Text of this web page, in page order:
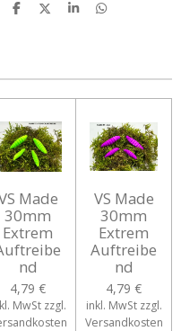
T
n
T
n
T
n
T
n
Made
30mm
Extrem
nd
4,79 €
MwSt zzgl.
VS Made
30mm
Extrem
Auftreibe
nd
4,79 €
inkl. MwSt zzgl.
Versandkosten